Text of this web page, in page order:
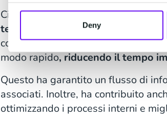
Deny
Cisl Fp Lazio ha affrontato la sfida
tempestività ed efficienza.
comunicazione ha portato risultati
modo rapido, riducendo il tempo
Questo ha garantito un flusso di
associati. Inoltre, ha contribuito
ottimizzando i processi interni e